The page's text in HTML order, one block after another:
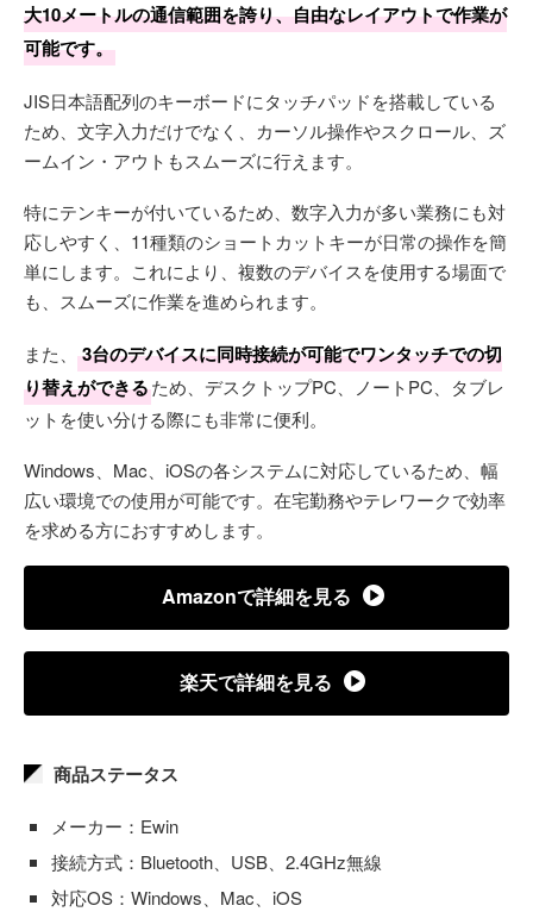
大10メートルの通信範囲を誇り、自由なレイアウトで作業が
可能です。
JIS日本語配列のキーボードにタッチパッドを搭載している
ため、文字入力だけでなく、カーソル操作やスクロール、ズ
ームイン・アウトもスムーズに行えます。
特にテンキーが付いているため、数字入力が多い業務にも対
応しやすく、11種類のショートカットキーが日常の操作を簡
単にします。これにより、複数のデバイスを使用する場面で
も、スムーズに作業を進められます。
また、
3台のデバイスに同時接続が可能でワンタッチでの切
り替えができるため、デスクトップPC、ノートPC、タブレ
ットを使い分ける際にも非常に便利。
Windows、Mac、iOSの各システムに対応しているため、幅
広い環境での使用が可能です。在宅勤務やテレワークで効率
を求める方におすすめします。
Amazonで詳細を見る
楽天で詳細を見る
商品ステータス
メーカー：Ewin
接続方式：Bluetooth、USB、2.4GHz無線
対応OS：Windows、Mac、iOS